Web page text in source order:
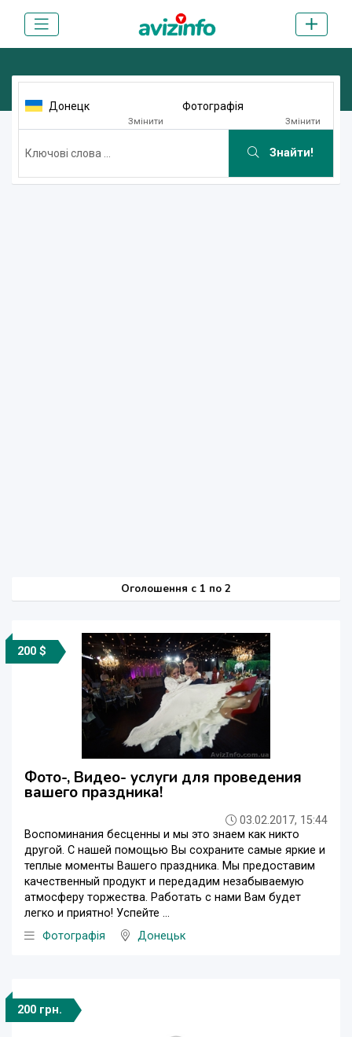
Донецк
Змінити
Фотографія
Змінити
Знайти!
Оголошення c 1 по 2
200 $
Фото-, Видео- услуги для проведения
вашего праздника!
03.02.2017, 15:44
Воспоминания бесценны и мы это знаем как никто
другой. С нашей помощью Вы сохраните самые яркие и
теплые моменты Вашего праздника. Мы предоставим
качественный продукт и передадим незабываемую
атмосферу торжества. Работать с нами Вам будет
легко и приятно! Успейте ...
Фотографія
Донецьк
200 грн.